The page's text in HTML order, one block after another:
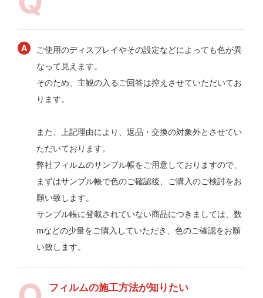
ご使用のディスプレイやその設定などによっても色が異
なって見えます。
そのため、主観の入るご回答は控えさせていただいてお
ります。
また、上記理由により、返品・交換の対象外とさせてい
ただいております。
弊社フィルムのサンプル帳をご用意しておりますので、
まずはサンプル帳で色のご確認後、ご購入のご検討をお
願い致します。
サンプル帳に登載されていない商品につきましては、数
mなどの少量をご購入していただき、色のご確認をお願
い致します。
フィルムの施工方法が知りたい